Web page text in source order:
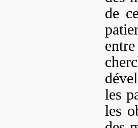
de
les
les